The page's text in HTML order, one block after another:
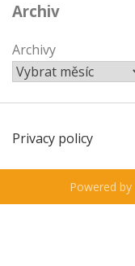
Archiv
Archivy
Privacy policy
Powered by